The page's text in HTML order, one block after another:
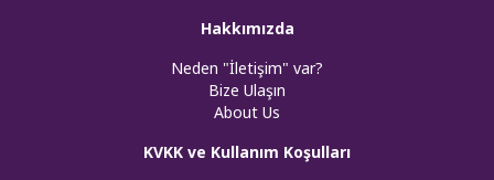
Hakkımızda
Neden "İletişim" var?
Bize Ulaşın
About Us
KVKK ve Kullanım Koşulları